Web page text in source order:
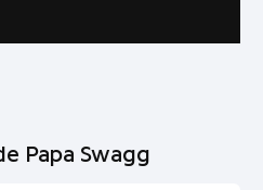
Papa Swagg